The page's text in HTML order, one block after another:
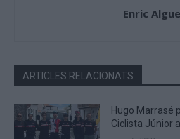
Enric
ARTICLES RELACIONATS
Hugo Marrasé
Ciclista Júnior